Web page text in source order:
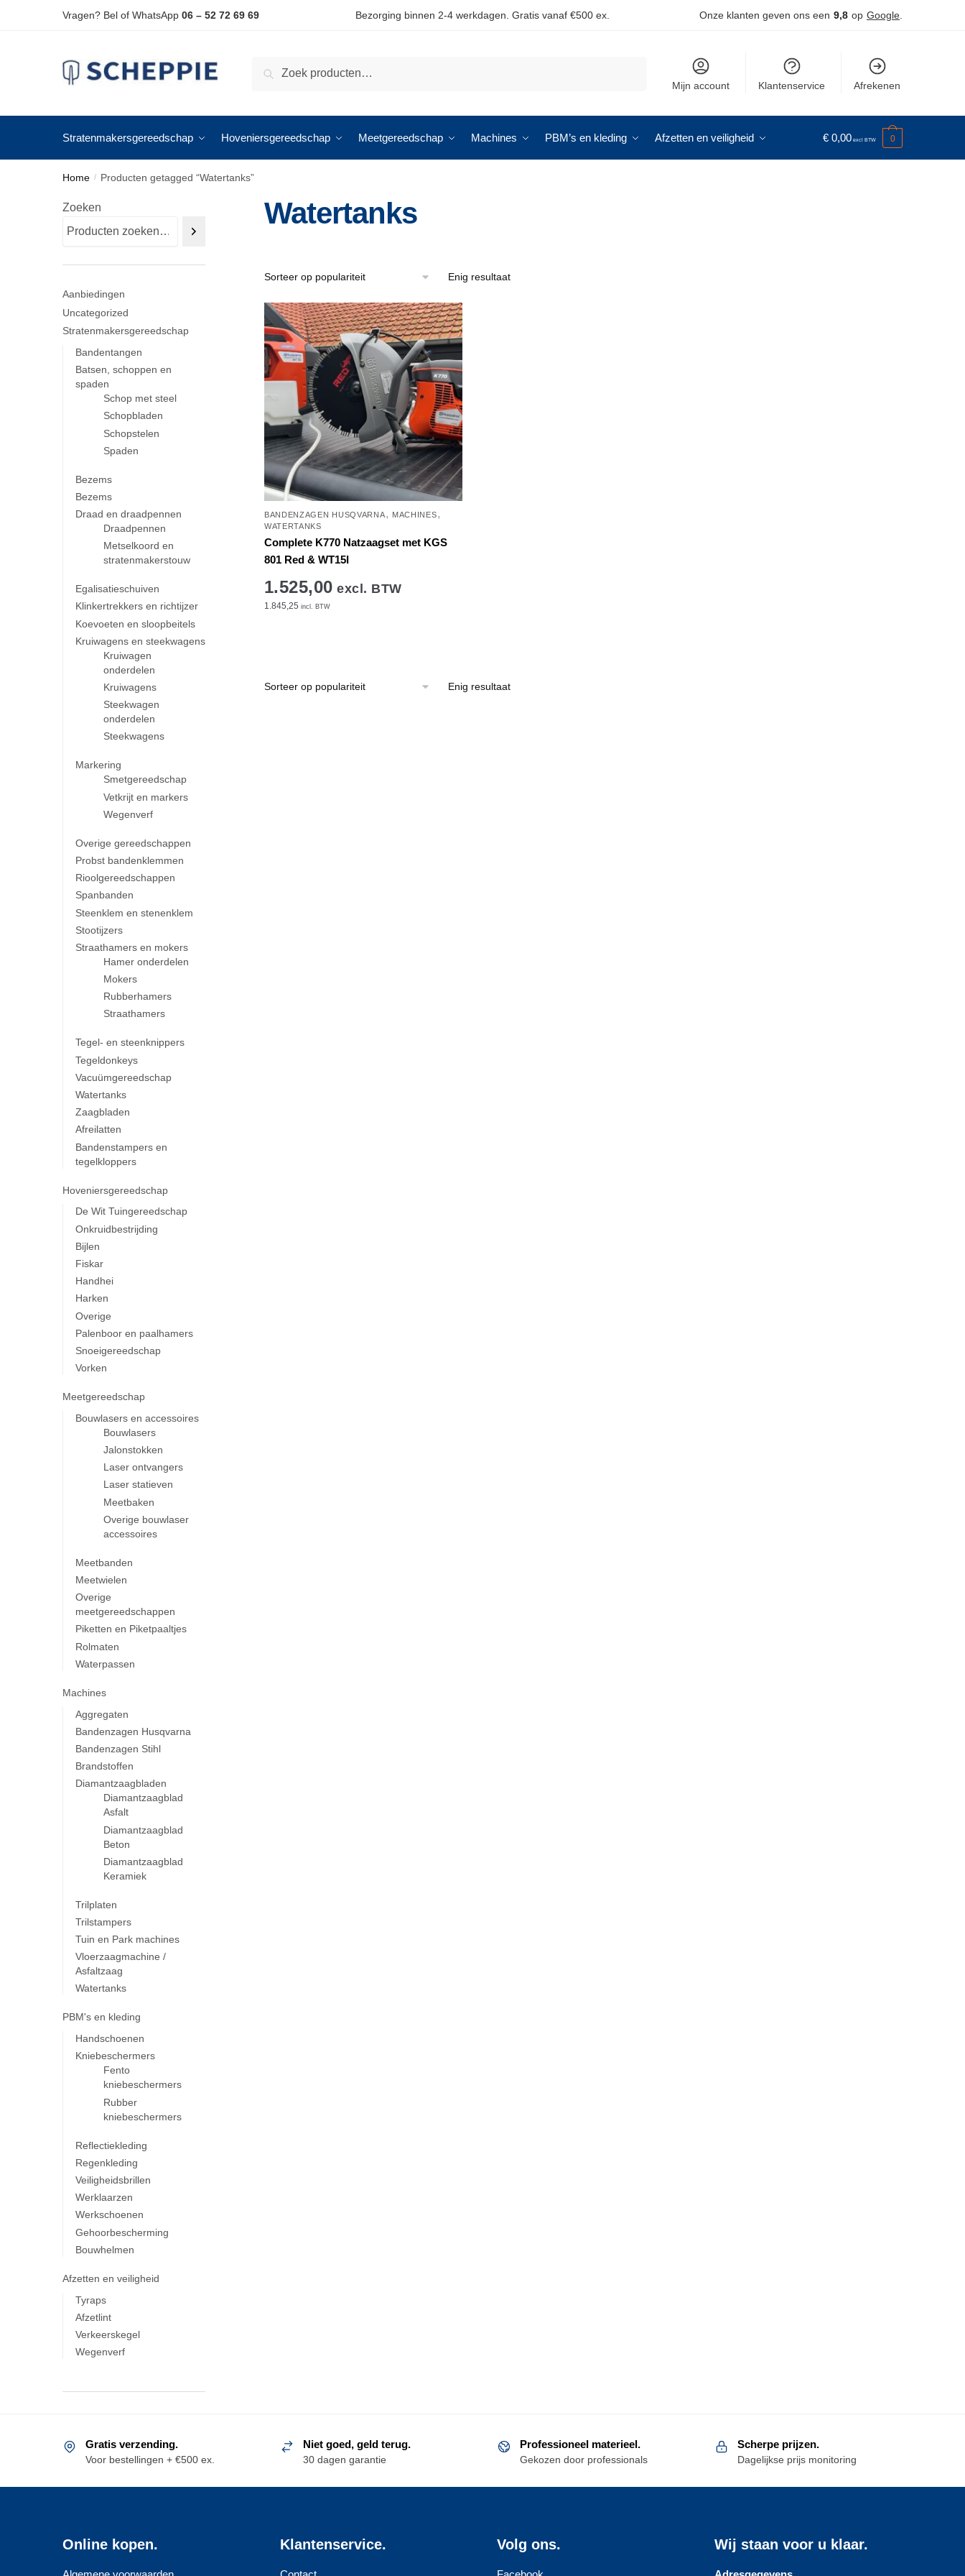
Vragen? Bel of WhatsApp 06 – 52 72 69 69 Bezorging binnen 2-4 werkdagen. Gratis vanaf €500 ex. Onze klanten geven ons een 9,8 op Google
Zoeken
Mijn account Klantenservice Afrekenen
Stratenmakersgereedschap Hoveniersgereedschap Meetgereedschap Machines PBM’s en kleding Afzetten en veiligheid € 0,00 0
Home / Producten getagged “Watertanks”
Watertanks
Enig resultaat
BANDENZAGEN HUSQVARNA, MACHINES,
WATERTANKS
Complete K770 Natzaagset met KGS
801 Red & WT15I
1.525,00 excl. BTW
1.845,25 incl. BTW
Enig resultaat
Zoeken
Aanbiedingen
Uncategorized
Stratenmakersgereedschap
Bandentangen
Batsen, schoppen en
spaden
Schop met steel
Schopbladen
Schopstelen
Spaden
Bezems
Bezems
Draad en draadpennen
Draadpennen
Metselkoord en
stratenmakerstouw
Egalisatieschuiven
Klinkertrekkers en richtijzer
Koevoeten en sloopbeitels
Kruiwagens en steekwagens
Kruiwagen
onderdelen
Kruiwagens
Steekwagen
onderdelen
Steekwagens
Markering
Smetgereedschap
Vetkrijt en markers
Wegenverf
Overige gereedschappen
Probst bandenklemmen
Rioolgereedschappen
Spanbanden
Steenklem en stenenklem
Stootijzers
Straathamers en mokers
Hamer onderdelen
Mokers
Rubberhamers
Straathamers
Tegel- en steenknippers
Tegeldonkeys
Vacuümgereedschap
Watertanks
Zaagbladen
Afreilatten
Bandenstampers en
tegelkloppers
Hoveniersgereedschap
De Wit Tuingereedschap
Onkruidbestrijding
Bijlen
Fiskar
Handhei
Harken
Overige
Palenboor en paalhamers
Snoeigereedschap
Vorken
Meetgereedschap
Bouwlasers en accessoires
Bouwlasers
Jalonstokken
Laser ontvangers
Laser statieven
Meetbaken
Overige bouwlaser
accessoires
Meetbanden
Meetwielen
Overige
meetgereedschappen
Piketten en Piketpaaltjes
Rolmaten
Waterpassen
Machines
Aggregaten
Bandenzagen Husqvarna
Bandenzagen Stihl
Brandstoffen
Diamantzaagbladen
Diamantzaagblad
Asfalt
Diamantzaagblad
Beton
Diamantzaagblad
Keramiek
Trilplaten
Trilstampers
Tuin en Park machines
Vloerzaagmachine /
Asfaltzaag
Watertanks
PBM's en kleding
Handschoenen
Kniebeschermers
Fento
kniebeschermers
Rubber
kniebeschermers
Reflectiekleding
Regenkleding
Veiligheidsbrillen
Werklaarzen
Werkschoenen
Gehoorbescherming
Bouwhelmen
Afzetten en veiligheid
Tyraps
Afzetlint
Verkeerskegel
Wegenverf
Gratis verzending.
Voor bestellingen + €500 ex.
Niet goed, geld terug.
30 dagen garantie
Professioneel materieel.
Gekozen door professionals
Scherpe prijzen.
Dagelijkse prijs monitoring
Online kopen. Klantenservice. Volg ons. Wij staan voor u klaar.